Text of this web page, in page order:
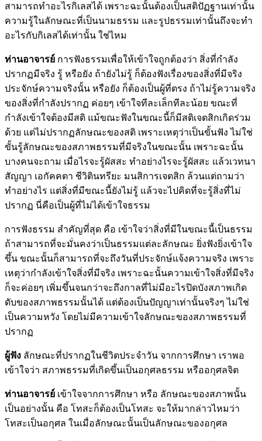
สามารถทำอะไรกิเลสได้ เพราะฉะนั้นต้องเป็นสติปัฏฐานเท่านั้น
ความรู้ในลักษณะที่เป็นนามธรรม และรูปธรรมเท่านั้นถึงจะทำ
อะไรกับกิเลสได้เท่านั้น ใช่ไหม
ท่านอาจารย์ การฟังธรรมเพื่อให้เข้าใจถูกต้องว่า สิ่งที่กำลัง
ปรากฏมีจริง รู้ หรือยัง ถ้ายังไม่รู้ ก็ต้องฟังเรื่องของสิ่งที่มีจริง
ประจักษ์ความจริงนั้น หรือยัง ก็ต้องเป็นผู้ที่ตรง ถ้าไม่รู้ความจริง
ของสิ่งที่กำลังปรากฏ ค่อยๆ เข้าใจทีละเล็กทีละน้อย ขณะที่
กำลังเข้าใจต้องมีสติ แม้ขณะฟังในขณะนี้ก็มีสติเจตสิกเกิดร่วม
ด้วย แต่ไม่ปรากฏลักษณะของสติ เพราะเหตุว่าเป็นขั้นฟัง ไม่ใช่
ขั้นรู้ลักษณะของสภาพธรรมที่มีจริงในขณะนั้น เพราะฉะนั้น
บางคนจะถาม เมื่อไรจะรู้ผัสสะ ทำอย่างไรจะรู้ผัสสะ แล้วเวทนา
สัญญา เอกัคคตา ชีวิตินทรียะ มนสิการเจตสิก ล้วนแต่ถามว่า
ทำอย่างไร แต่สิ่งที่มีขณะนี้ยังไม่รู้ แล้วจะไปคิดที่จะรู้สิ่งที่ไม่
ปรากฏ นี่คือเป็นผู้ที่ไม่ได้เข้าใจธรรม
การฟังธรรม สำคัญที่สุด คือ เข้าใจว่าสิ่งที่มีในขณะนี้เป็นธรรม
ถ้าสามารถที่จะมั่นคงว่าเป็นธรรมแต่ละลักษณะ ยิ่งฟังยิ่งเข้าใจ
ขึ้น ขณะนั้นก็สามารถที่จะถึงวันที่ประจักษ์แจ้งความจริง เพราะ
เหตุว่ากำลังเข้าใจสิ่งที่มีจริง เพราะฉะนั้นความเข้าใจสิ่งที่มีจริง
ก็จะค่อยๆ เพิ่มขึ้นจนกว่าจะถึงกาลที่ไม่มีอะไรปิดบังสภาพเกิด
ดับของสภาพธรรมนั้นได้ แต่ต้องเป็นปัญญาเท่านั้นจริงๆ ไม่ใช่
เป็นความหวัง โดยไม่มีความเข้าใจลักษณะของสภาพธรรมที่
ปรากฏ
ผู้ฟัง ลักษณะที่ปรากฏในชีวิตประจำวัน จากการศึกษา เราพอ
เข้าใจว่า สภาพธรรมที่เกิดขึ้นเป็นอกุศลธรรม หรืออกุศลจิต
ท่านอาจารย์ เข้าใจจากการศึกษา หรือ ลักษณะของสภาพนั้น
เป็นอย่างนั้น คือ โทสะก็ต้องเป็นโทสะ จะให้มากล่าวไหมว่า
โทสะเป็นอกุศล ในเมื่อลักษณะนั้นเป็นลักษณะของอกุศล